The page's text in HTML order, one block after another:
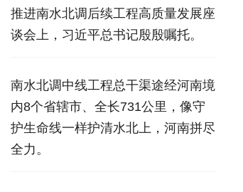
推进南水北调后续工程高质量发展座
谈会上，习近平总书记殷殷嘱托。
南水北调中线工程总干渠途经河南境
内8个省辖市、全长731公里，像守
护生命线一样护清水北上，河南拼尽
全力。